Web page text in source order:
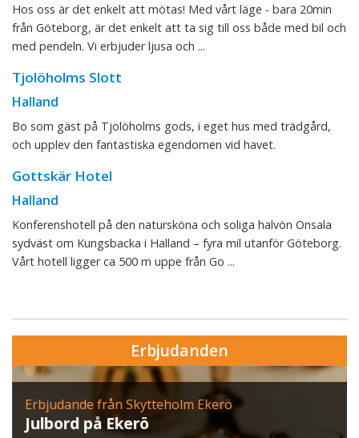
Hos oss är det enkelt att mötas! Med vårt läge - bara 20min
från Göteborg, är det enkelt att ta sig till oss både med bil och
med pendeln. Vi erbjuder ljusa och ...
Tjolöholms Slott
Halland
Bo som gäst på Tjolöholms gods, i eget hus med trädgård,
och upplev den fantastiska egendomen vid havet.
Gottskär Hotel
Halland
Konferenshotell på den natursköna och soliga halvön Onsala
sydväst om Kungsbacka i Halland – fyra mil utanför Göteborg.
Vårt hotell ligger ca 500 m uppe från Go ...
Erbjudanden
Erbjudande från Skytteholm Ekerö
Julbord på Ekerö